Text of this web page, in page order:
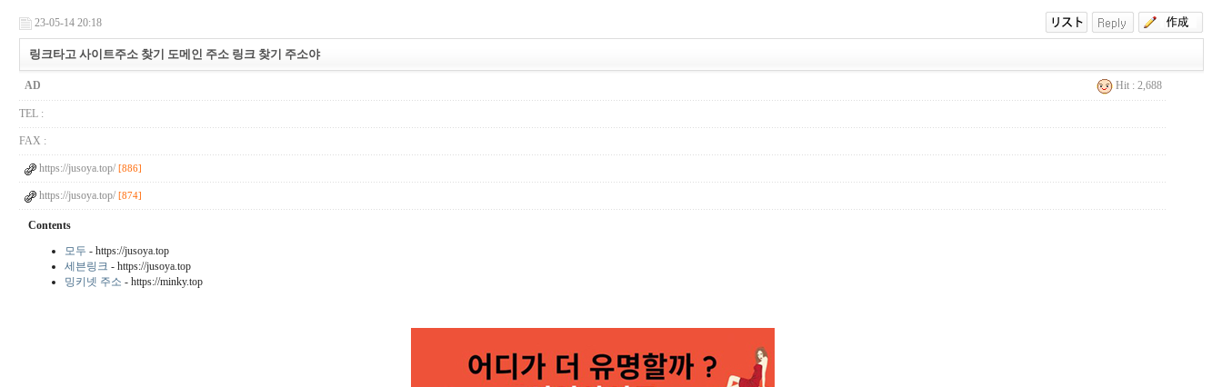
23-05-14 20:18
링크타고 사이트주소 찾기 도메인 주소 링크 찾기 주소야
AD Hit : 2,688
TEL :
FAX :
https://jusoya.top/ [886]
https://jusoya.top/ [874]
Contents
모두 - https://jusoya.top
세븐링크 - https://jusoya.top
밍키넷 주소 - https://minky.top